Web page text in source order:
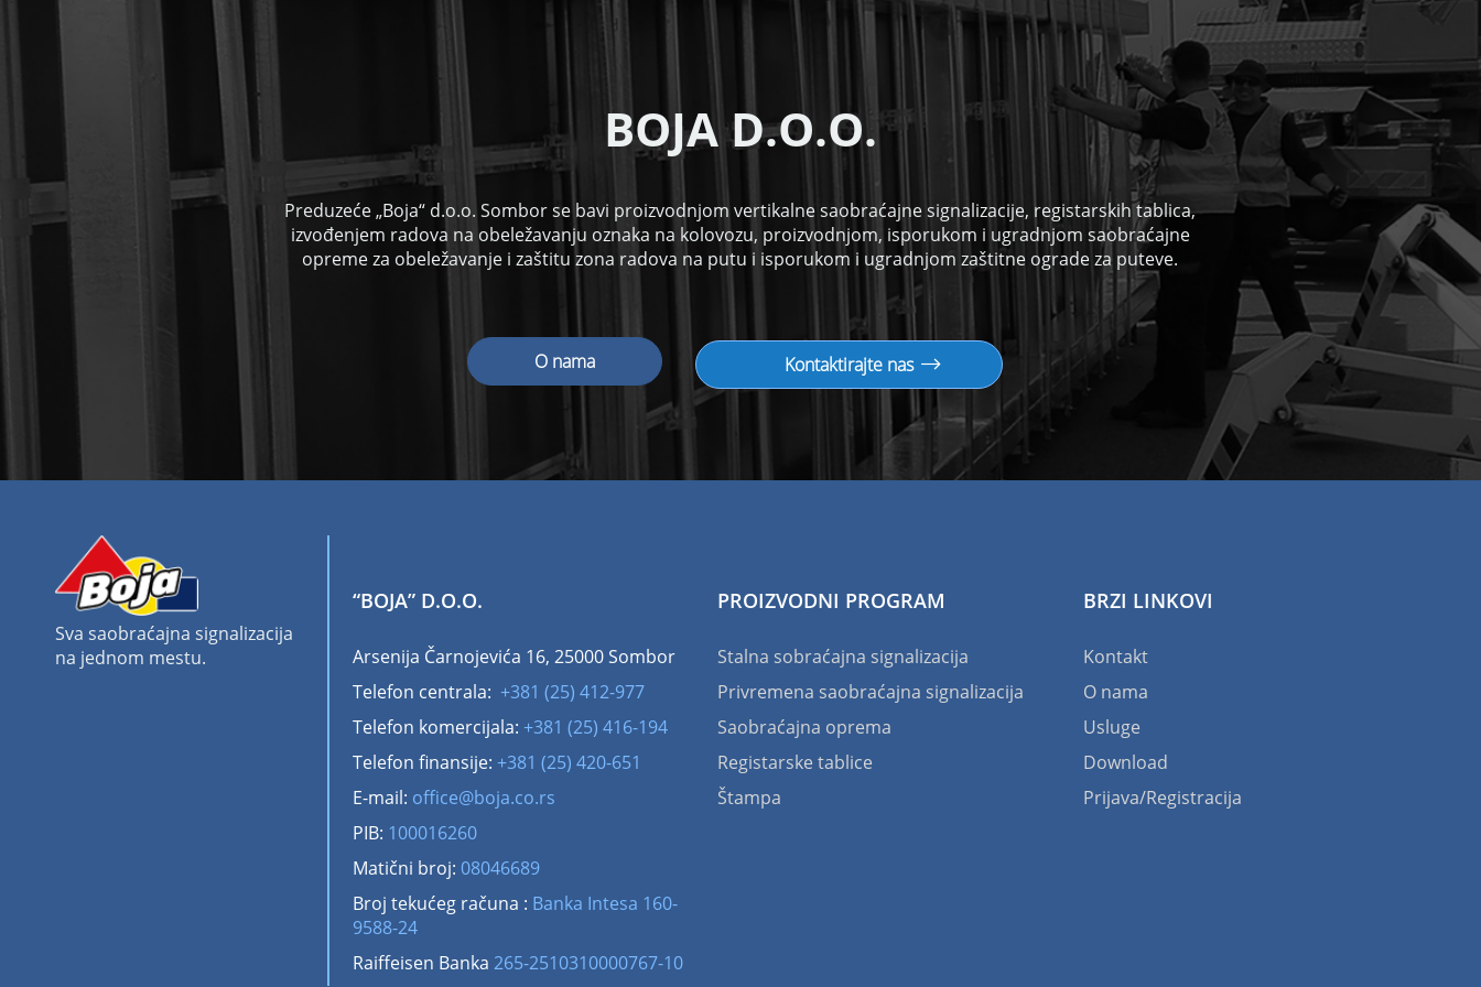
BOJA D.O.O.
Preduzeće „Boja“ d.o.o. Sombor se bavi proizvodnjom vertikalne saobraćajne signalizacije, registarskih tablica,
izvođenjem radova na obeležavanju oznaka na kolovozu, proizvodnjom, isporukom i ugradnjom saobraćajne
opreme za obeležavanje i zaštitu zona radova na putu i isporukom i ugradnjom zaštitne ograde za puteve.
O nama Kontaktirajte nas
Sva saobraćajna signalizacija
na jednom mestu.
“BOJA” D.O.O.
Arsenija Čarnojevića 16, 25000 Sombor
Telefon centrala: +381 (25) 412-977
Telefon komercijala: +381 (25) 416-194
Telefon finansije: +381 (25) 420-651
E-mail: office@boja.co.rs
PIB: 100016260
Matični broj: 08046689
Broj tekućeg računa : Banka Intesa 160-
9588-24
Raiffeisen Banka 265-2510310000767-10
PROIZVODNI PROGRAM
Stalna sobraćajna signalizacija
Privremena saobraćajna signalizacija
Saobraćajna oprema
Registarske tablice
Štampa
BRZI LINKOVI
Kontakt
O nama
Usluge
Download
Prijava/Registracija